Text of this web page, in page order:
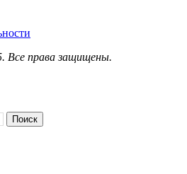
Все права защищены.
Поиск